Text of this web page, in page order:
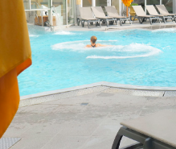
DÉCOUVREZ